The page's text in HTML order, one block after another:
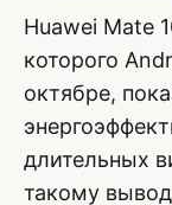
Huawei Mate
которого
октябре,
длительных
такому